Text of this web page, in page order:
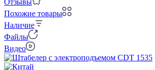
Похожие товары
Наличие
Файлы
Видео